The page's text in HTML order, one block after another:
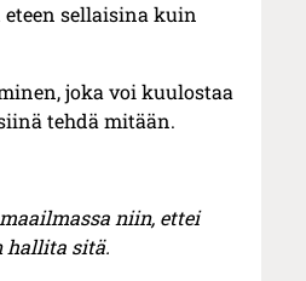
sellaisina kuin
joka voi kuulostaa
tehdä mitään.
niin, ettei
hallita sitä.